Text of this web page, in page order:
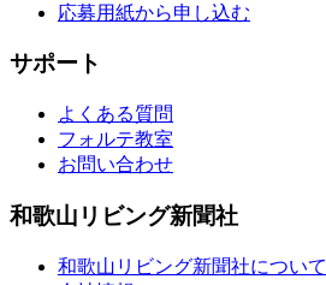
応募用紙から申し込む
サポート
よくある質問
フォルテ教室
お問い合わせ
和歌山リビング新聞社
和歌山リビング新聞社について